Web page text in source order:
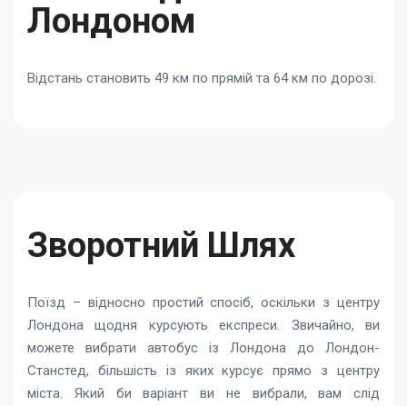
Лондоном
Відстань становить 49 км по прямій та 64 км по дорозі.
Зворотний Шлях
Поїзд – відносно простий спосіб, оскільки з центру
Лондона щодня курсують експреси. Звичайно, ви
можете вибрати автобус із Лондона до Лондон-
Станстед, більшість із яких курсує прямо з центру
міста. Який би варіант ви не вибрали, вам слід